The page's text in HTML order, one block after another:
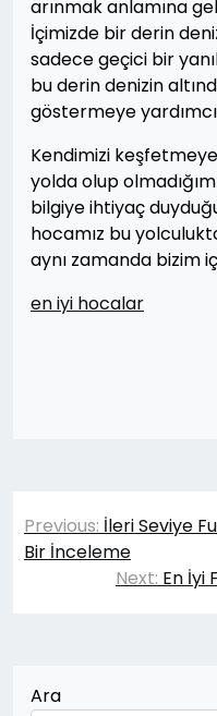
arınmak anlamına
İçimizde bir derin
sadece geçici bir
bu derin denizin
göstermeye
Kendimizi
yolda olup
bilgiye ihtiyaç
hocamız bu
aynı zamanda bizim
en iyi hocalar
Yazı
gezinmesi
Previous: İleri Seviye
Bir İnceleme
Next: En İyi
Ara